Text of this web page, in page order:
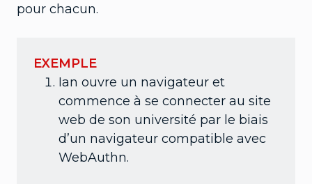
pour chacun.
EXEMPLE
Ian ouvre un navigateur et
commence à se connecter au site
web de son université par le biais
d’un navigateur compatible avec
WebAuthn.